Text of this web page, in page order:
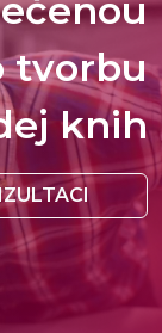
tvorbu
knih